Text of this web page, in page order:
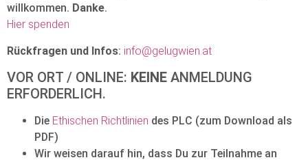
willkommen. Danke.
Hier spenden
Rückfragen und Infos: info@gelugwien.at
VOR ORT / ONLINE: KEINE ANMELDUNG
ERFORDERLICH.
Die Ethischen Richtlinien des PLC (zum Download als
PDF)
Wir weisen darauf hin, dass Du zur Teilnahme an